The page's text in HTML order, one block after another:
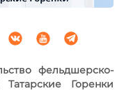
фельдшерско-
Горенки